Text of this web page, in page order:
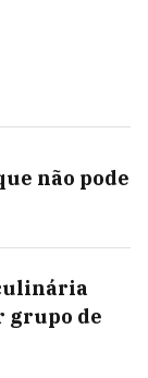
não pode
grupo de